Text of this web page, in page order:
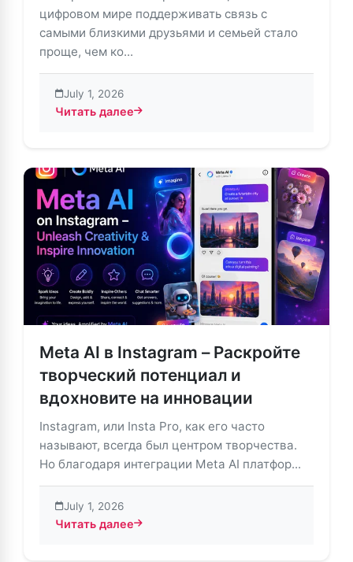
цифровом мире поддерживать связь с
самыми близкими друзьями и семьей стало
проще, чем ко...
July 1, 2026
Читать далее
about Личные сообщения в Instagram: новые
Meta AI в Instagram – Раскройте
творческий потенциал и
вдохновите на инновации
Instagram, или Insta Pro, как его часто
называют, всегда был центром творчества.
Но благодаря интеграции Meta AI платфор...
July 1, 2026
Читать далее
about Meta AI в Instagram – Раскройте творческий